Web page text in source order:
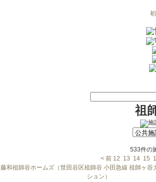
祖
533件の
< 前 12 13 14 15
藤和祖師谷ホームズ（世田谷区祖師谷 小田急線 祖師ヶ谷
ション）